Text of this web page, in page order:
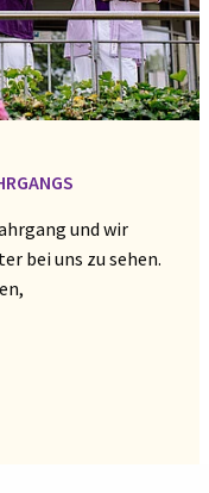
und wir
bei uns zu sehen.